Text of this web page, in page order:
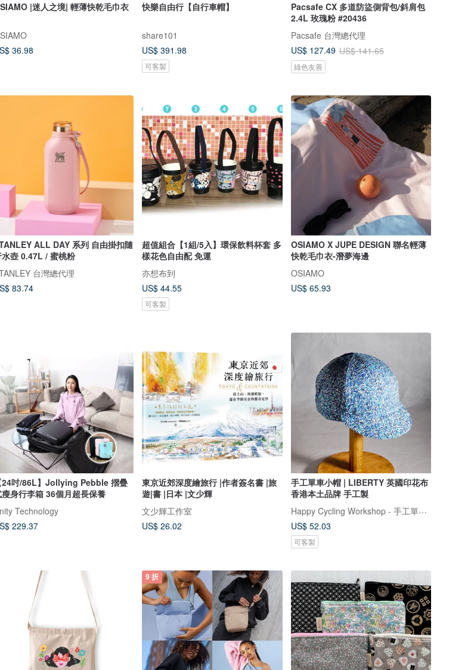
|迷人之境| 輕薄快乾毛巾衣
36.98
快樂自由行【自行車帽】
share101
US$ 391.98
可客製
Pacsafe CX 多道防盜側背包/斜肩包
2.4L 玫瑰粉 #20436
Pacsafe 台灣總代理
US$ 127.49 US$ 141.65
綠色友善
ALL DAY 系列 自由掛扣隨
壺 0.47L / 蜜桃粉
台灣總代理
83.74
超值組合【1組/5入】環保飲料杯套 多
樣花色自由配 免運
亦想布到
US$ 44.55
可客製
OSIAMO X JUPE DESIGN 聯名輕薄
快乾毛巾衣-潛夢海邊
OSIAMO
US$ 65.93
24吋/86L】Jollying Pebble 摺疊
身行李箱 36個月超長保養
Technology
229.37
東京近郊深度繪旅行 |作者簽名書 |旅
遊|書 |日本 |文少輝
文少輝工作室
US$ 26.02
手工單車小帽 | LIBERTY 英國印花布
香港本土品牌 手工製
Happy Cycling Workshop - 手工單車小帽
US$ 52.03
可客製
9 折